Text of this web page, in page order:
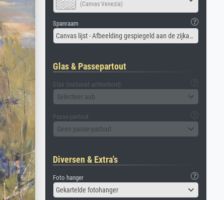
(Canvas Venezia)
Spanraam
Canvas lijst - Afbeelding gespiegeld aan de zijkant
Glas & Passepartout
Glas (inclusief achterbord)
Selecteer aub
Passe-partout
Geen passe-partout
Diversen & Extra's
Foto hanger
Gekartelde fotohanger